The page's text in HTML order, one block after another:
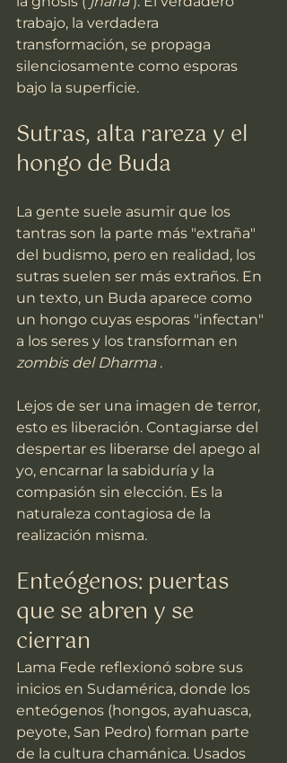
trabajo, la verdadera
transformación, se propaga
silenciosamente como esporas
bajo la superficie.
Sutras, alta rareza y el
hongo de Buda
La gente suele asumir que los
tantras son la parte más "extraña"
del budismo, pero en realidad, los
sutras suelen ser más extraños. En
un texto, un Buda aparece como
un hongo cuyas esporas "infectan"
a los seres y los transforman en
zombis del Dharma .
Lejos de ser una imagen de terror,
esto es liberación. Contagiarse del
despertar es liberarse del apego al
yo, encarnar la sabiduría y la
compasión sin elección. Es la
naturaleza contagiosa de la
realización misma.
Enteógenos: puertas
que se abren y se
cierran
Lama Fede reflexionó sobre sus
inicios en Sudamérica, donde los
enteógenos (hongos, ayahuasca,
peyote, San Pedro) forman parte
de la cultura chamánica. Usados